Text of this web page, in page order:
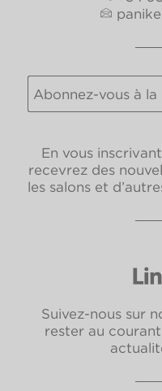
En vous
recevrez des
les salons et
Suivez-nous sur
rester au